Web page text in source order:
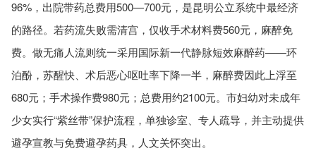
96%，出院带药总费用500—700元，是昆明公立系统中最经济
的路径。若药流失败需清宫，仅收手术材料费560元，麻醉免
费。做无痛人流则统一采用国际新一代静脉短效麻醉药——环
泊酚，苏醒快、术后恶心呕吐率下降一半，麻醉费因此上浮至
680元；手术操作费980元；总费用约2100元。市妇幼对未成年
少女实行“紫丝带”保护流程，单独诊室、专人疏导，并主动提供
避孕宣教与免费避孕药具，人文关怀突出。